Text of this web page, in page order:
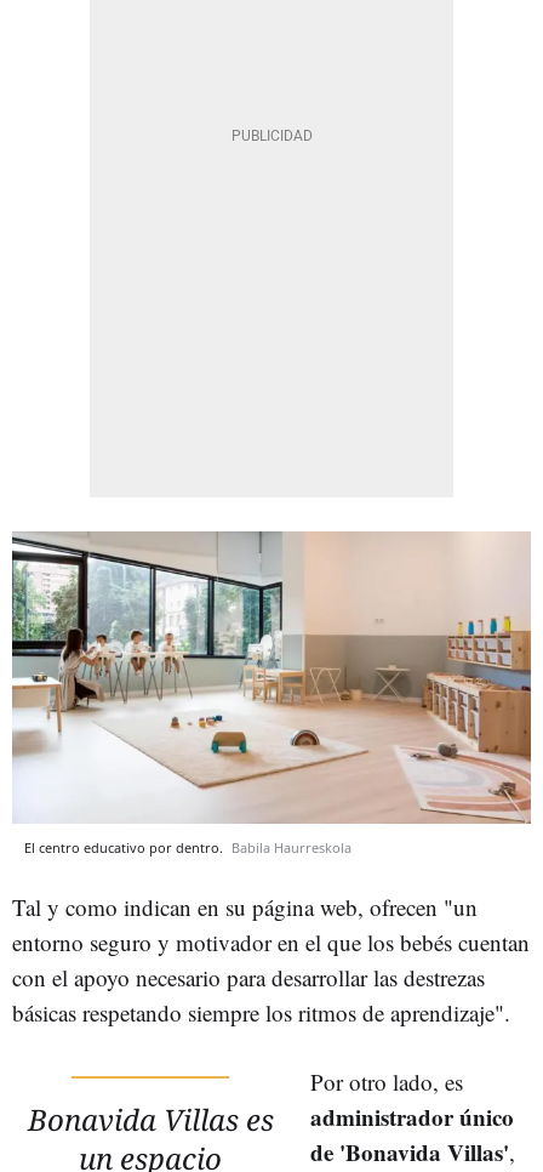
El centro educativo por dentro. Babila Haurreskola
Tal y como indican en su página web, ofrecen "un
entorno seguro y motivador en el que los bebés cuentan
con el apoyo necesario para desarrollar las destrezas
básicas respetando siempre los ritmos de aprendizaje".
Bonavida Villas es
un espacio
Por otro lado, es
administrador único
de 'Bonavida Villas',